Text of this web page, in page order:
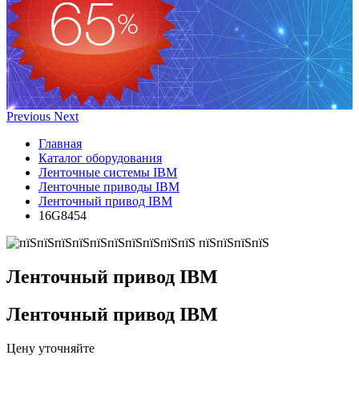
Previous Next
Главная
Каталог оборудования
Ленточные системы IBM
Ленточные приводы IBM
Ленточный привод IBM
16G8454
Ленточный привод IBM
Ленточный привод IBM
Цену уточняйте